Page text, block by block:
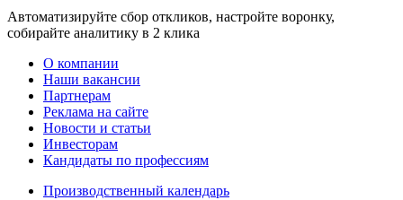
Автоматизируйте сбор откликов, настройте воронку,
собирайте аналитику в 2 клика
О компании
Наши вакансии
Партнерам
Реклама на сайте
Новости и статьи
Инвесторам
Кандидаты по профессиям
Производственный календарь